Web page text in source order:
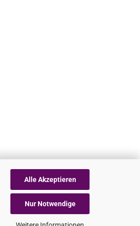
Alle Akzeptieren
Nur Notwendige